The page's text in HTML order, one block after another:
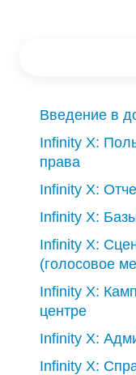
Введение в
Infinity X:
права
Infinity X:
Infinity X:
Infinity X:
(голосовое
Infinity X:
центре
Infinity X:
Infinity X: